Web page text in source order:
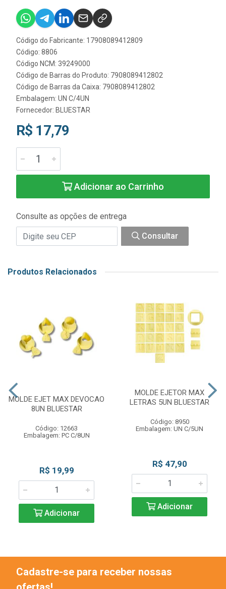
Código do Fabricante: 17908089412809
Código: 8806
Código NCM: 39249000
Código de Barras do Produto: 7908089412802
Código de Barras da Caixa: 7908089412802
Embalagem: UN C/4UN
Fornecedor: BLUESTAR
R$ 17,79
Adicionar ao Carrinho
Consulte as opções de entrega
Consultar
Produtos Relacionados
MOLDE EJET MAX DEVOCAO
8UN BLUESTAR
Código: 12663
Embalagem: PC C/8UN
R$ 19,99
Adicionar
MOLDE EJETOR MAX
LETRAS 5UN BLUESTAR
Código: 8950
Embalagem: UN C/5UN
R$ 47,90
Adicionar
Cadastre-se para receber nossas